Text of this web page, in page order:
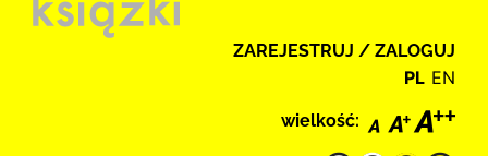
ZAREJESTRUJ / ZALOGUJ
PL EN
wielkość: